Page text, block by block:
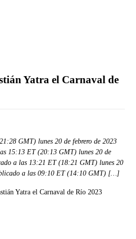
Yatra el Carnaval de
GMT) lunes 20 de febrero de 2023
15:13 ET (20:13 GMT) lunes 20 de
a las 13:21 ET (18:21 GMT) lunes 20
a las 09:10 ET (14:10 GMT) […]